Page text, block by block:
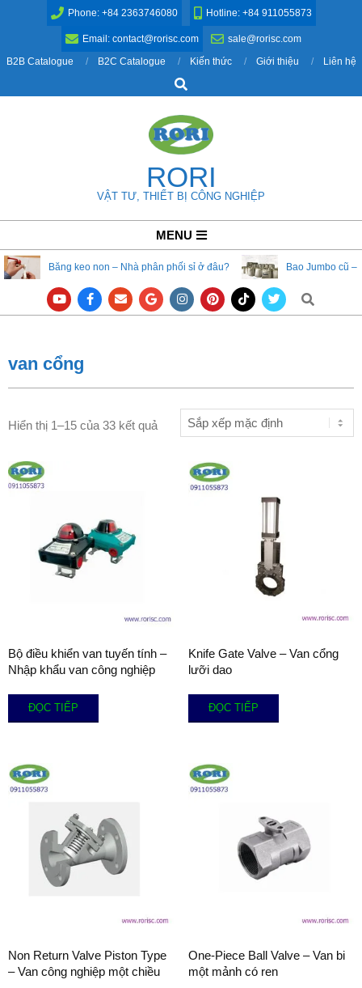
Phone: +84 2363746080 Hotline: +84 911055873
Email: contact@rorisc.com
sale@rorisc.com
B2B Catalogue
B2C Catalogue Kiến thức Giới thiệu
Liên hệ
Search
RORI
VẬT TƯ, THIẾT BỊ CÔNG NGHIỆP
Navigation
Menu
MENU
Băng keo non – Nhà phân phối sỉ ở đâu? Bao Jumbo cũ –
Search
van cổng
Hiển thị 1–15 của 33 kết quả
Bộ điều khiển van tuyến tính –
Nhập khẩu van công nghiệp
ĐỌC TIẾP
Knife Gate Valve – Van cổng
lưỡi dao
ĐỌC TIẾP
Non Return Valve Piston Type
– Van công nghiệp một chiều
One-Piece Ball Valve – Van bi
một mảnh có ren